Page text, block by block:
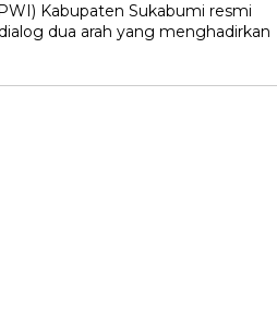
Kabupaten Sukabumi resmi
dua arah yang menghadirkan